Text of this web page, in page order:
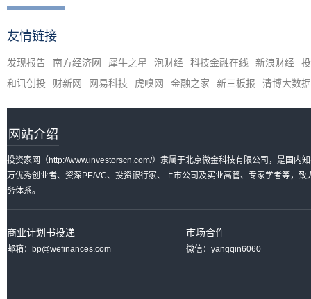
友情链接
发现报告 南方经济网 犀牛之星 泡财经 科技金融在线 新浪财经
和讯创投
财新网 网易科技 虎嗅网 金融之家 新三板报 清博大数据
网站介绍
投资家网（http://www.investorscn.com/）隶属于北京微金科技有限公司，是国内
万优秀创业者、资深PE/VC、投资银行家、上市公司及实业高管、专家学者等，
务体系。
商业计划书投递
邮箱：bp@wefinances.com
市场合作
微信：yangqin6060